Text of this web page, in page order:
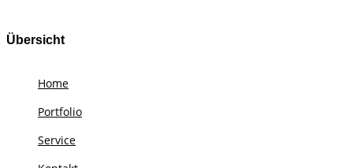
Übersicht
Home
Portfolio
Service